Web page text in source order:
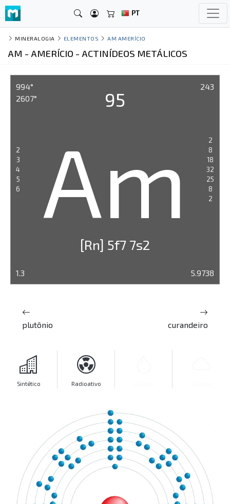
PT
MINERALOGIA ELEMENTOS AM AMERÍCIO
AM - AMERÍCIO - ACTINÍDEOS METÁLICOS
994°
2607°
243
2
3
4
5
6
95
Am
[Rn] 5f7 7s2
2
8
18
32
25
8
2
1.3 5.9738
plutônio curandeiro
Sintético Radioativo